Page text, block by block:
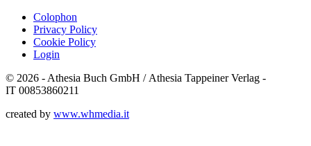
Colophon
Privacy Policy
Cookie Policy
Login
© 2026 - Athesia Buch GmbH / Athesia Tappeiner Verlag -
IT 00853860211
created by www.whmedia.it